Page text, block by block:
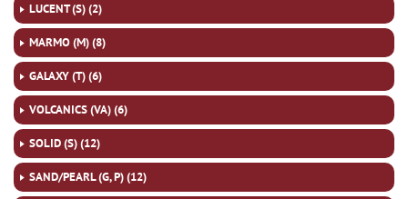
LUCENT (S) (2)
MARMO (M) (8)
GALAXY (T) (6)
VOLCANICS (VA) (6)
SOLID (S) (12)
SAND/PEARL (G, P) (12)